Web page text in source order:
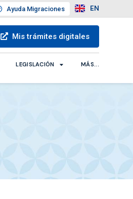
Ayuda Migraciones EN
Mis trámites digitales
LEGISLACIÓN MÁS...